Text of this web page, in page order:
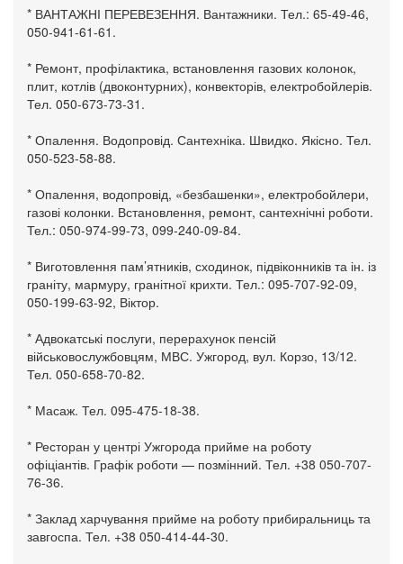
* ВАНТАЖНІ ПЕРЕВЕЗЕННЯ. Вантажники. Тел.: 65-49-46,
050-941-61-61.
* Ремонт, профілактика, встановлення газових колонок,
плит, котлів (двоконтурних), конвекторів, електробойлерів.
Тел. 050-673-73-31.
* Опалення. Водопровід. Сантехніка. Швидко. Якісно. Тел.
050-523-58-88.
* Опалення, водопровід, «безбашенки», електробойлери,
газові колонки. Встановлення, ремонт, сантехнічні роботи.
Тел.: 050-974-99-73, 099-240-09-84.
* Виготовлення пам’ятників, сходинок, підвіконників та ін. із
граніту, мармуру, гранітної крихти. Тел.: 095-707-92-09,
050-199-63-92, Віктор.
* Адвокатські послуги, перерахунок пенсій
військовослужбовцям, МВС. Ужгород, вул. Корзо, 13/12.
Тел. 050-658-70-82.
* Масаж. Тел. 095-475-18-38.
* Ресторан у центрі Ужгорода прийме на роботу
офіціантів. Графік роботи — позмінний. Тел. +38 050-707-
76-36.
* Заклад харчування прийме на роботу прибиральниць та
завгоспа. Тел. +38 050-414-44-30.